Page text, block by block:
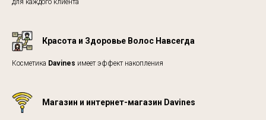
для каждого клиента
Красота и Здоровье Волос Навсегда
Косметика Davines имеет эффект накопления
Магазин и интернет-магазин Davines